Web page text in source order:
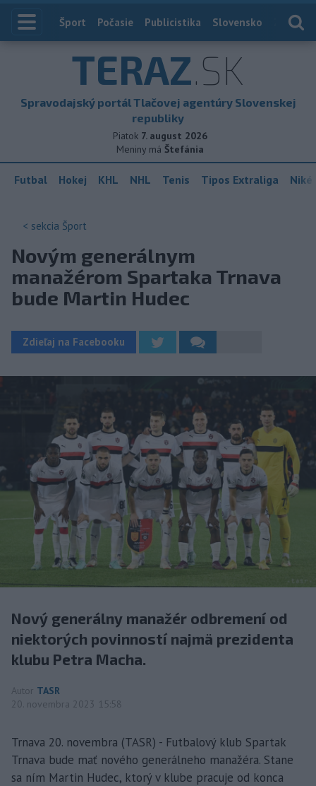
Index
Šport Počasie Publicistika Slovensko
TERAZ.SK
Spravodajský portál Tlačovej agentúry Slovenskej
republiky
Piatok 7. august 2026
Meniny má Štefánia
Futbal Hokej KHL NHL Tenis Tipos Extraliga
< sekcia Šport
Novým generálnym
manažérom Spartaka Trnava
bude Martin Hudec
Zdieľaj na Facebooku
Nový generálny manažér odbremení od
niektorých povinností najmä prezidenta
klubu Petra Macha.
Autor TASR
20. novembra 2023 15:58
Trnava 20. novembra (TASR) - Futbalový klub Spartak
Trnava bude mať nového generálneho manažéra. Stane
sa ním Martin Hudec, ktorý v klube pracuje od konca